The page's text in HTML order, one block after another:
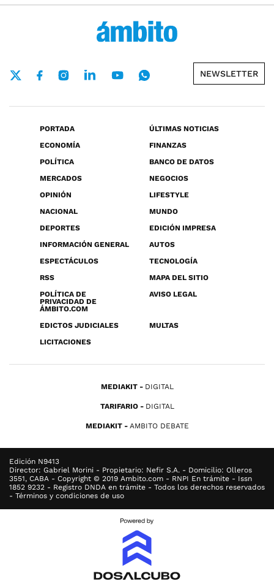
NEWSLETTER
PORTADA
ÚLTIMAS NOTICIAS
ECONOMÍA
FINANZAS
POLÍTICA
BANCO DE DATOS
MERCADOS
NEGOCIOS
OPINIÓN
LIFESTYLE
NACIONAL
MUNDO
DEPORTES
EDICIÓN IMPRESA
INFORMACIÓN GENERAL
AUTOS
ESPECTÁCULOS
TECNOLOGÍA
RSS
MAPA DEL SITIO
POLÍTICA DE
PRIVACIDAD DE
ÁMBITO.COM
AVISO LEGAL
EDICTOS JUDICIALES
MULTAS
LICITACIONES
MEDIAKIT DIGITAL
TARIFARIO DIGITAL
MEDIAKIT AMBITO DEBATE
Edición N9413
Director: Gabriel Morini - Propietario: Nefir S.A. - Domicilio: Olleros
3551, CABA - Copyright © 2019 Ambito.com - RNPI En trámite - Issn
1852 9232 - Registro DNDA en trámite - Todos los derechos reservados
- Términos y condiciones de uso